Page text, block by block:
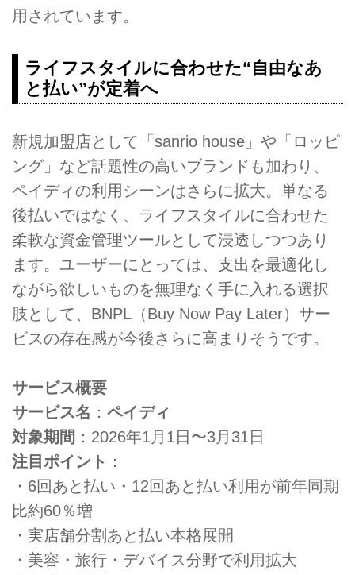
用されています。
ライフスタイルに合わせた“自由なあ
と払い”が定着へ
新規加盟店として「sanrio house」や「ロッピ
ング」など話題性の高いブランドも加わり、
ペイディの利用シーンはさらに拡大。単なる
後払いではなく、ライフスタイルに合わせた
柔軟な資金管理ツールとして浸透しつつあり
ます。ユーザーにとっては、支出を最適化し
ながら欲しいものを無理なく手に入れる選択
肢として、BNPL（Buy Now Pay Later）サー
ビスの存在感が今後さらに高まりそうです。
サービス概要
サービス名 ： ペイディ
対象期間 ：2026年1月1日〜3月31日
注目ポイント ：
・6回あと払い・12回あと払い利用が前年同期
比約60％増
・実店舗分割あと払い本格展開
・美容・旅行・デバイス分野で利用拡大